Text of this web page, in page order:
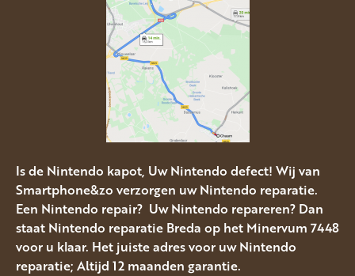
Is de Nintendo kapot, Uw Nintendo defect! Wij van
Smartphone&zo verzorgen uw Nintendo reparatie.
Een Nintendo repair? Uw Nintendo repareren? Dan
staat Nintendo reparatie Breda op het Minervum 7448
voor u klaar. Het juiste adres voor uw Nintendo
reparatie; Altijd 12 maanden garantie.